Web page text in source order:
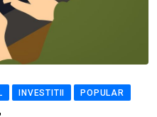
INVESTITII POPULAR